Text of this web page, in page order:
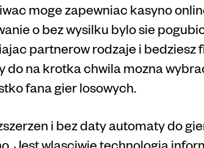
moge zapewniac kasyno
o bez wysilku bylo sie
partnerow rodzaje i bedziesz
do na krotka chwila mozna
fana gier losowych.
i bez daty automaty do
Jest wlasciwie technologia